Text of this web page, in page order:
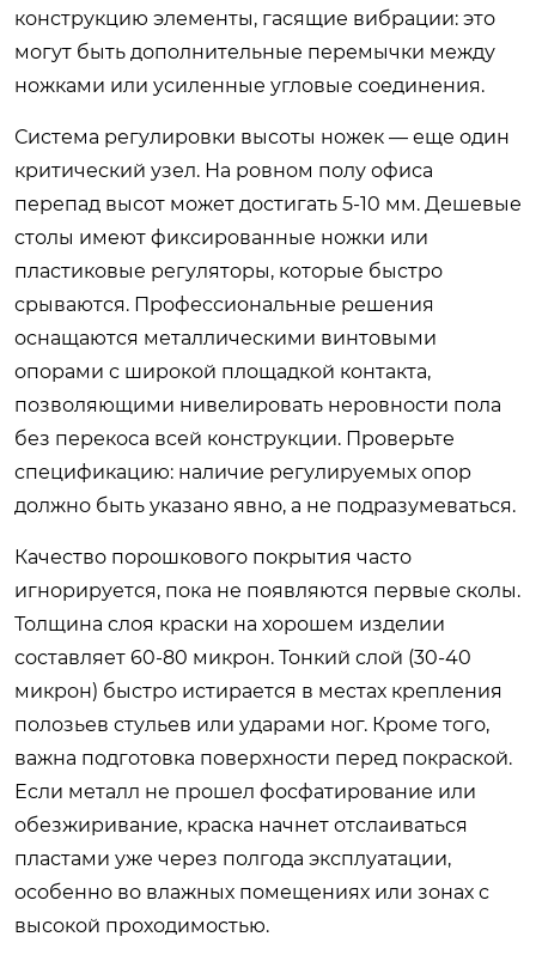
конструкцию элементы, гасящие вибрации: это
могут быть дополнительные перемычки между
ножками или усиленные угловые соединения.
Система регулировки высоты ножек — еще один
критический узел. На ровном полу офиса
перепад высот может достигать 5-10 мм. Дешевые
столы имеют фиксированные ножки или
пластиковые регуляторы, которые быстро
срываются. Профессиональные решения
оснащаются металлическими винтовыми
опорами с широкой площадкой контакта,
позволяющими нивелировать неровности пола
без перекоса всей конструкции. Проверьте
спецификацию: наличие регулируемых опор
должно быть указано явно, а не подразумеваться.
Качество порошкового покрытия часто
игнорируется, пока не появляются первые сколы.
Толщина слоя краски на хорошем изделии
составляет 60-80 микрон. Тонкий слой (30-40
микрон) быстро истирается в местах крепления
полозьев стульев или ударами ног. Кроме того,
важна подготовка поверхности перед покраской.
Если металл не прошел фосфатирование или
обезжиривание, краска начнет отслаиваться
пластами уже через полгода эксплуатации,
особенно во влажных помещениях или зонах с
высокой проходимостью.